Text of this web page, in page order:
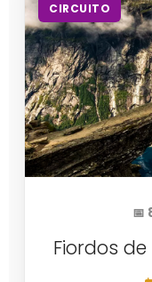
CIRCUITO
📅
Fiordos